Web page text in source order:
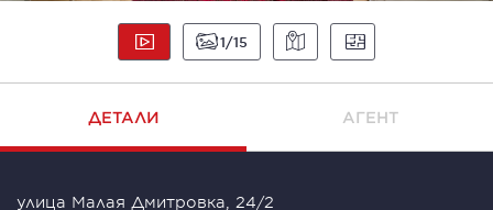
1 15
ДЕТАЛИ АГЕНТ
улица Малая Дмитровка, 24/2